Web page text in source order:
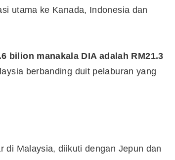
utama ke Kanada, Indonesia dan
bilion manakala DIA adalah RM21.3
berbanding duit pelaburan yang
di Malaysia, diikuti dengan Jepun dan